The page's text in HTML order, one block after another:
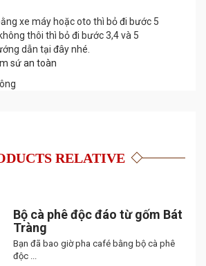
xe máy hoặc oto thì bỏ đi bước 5
thôi thì bỏ đi bước 3,4 và 5
dẫn tại đây nhé.
sứ an toàn
RELATIVE
Bộ cà phê độc đáo từ gốm Bát
Tràng
Bạn đã bao giờ pha café bằng bộ cà phê
độc ...